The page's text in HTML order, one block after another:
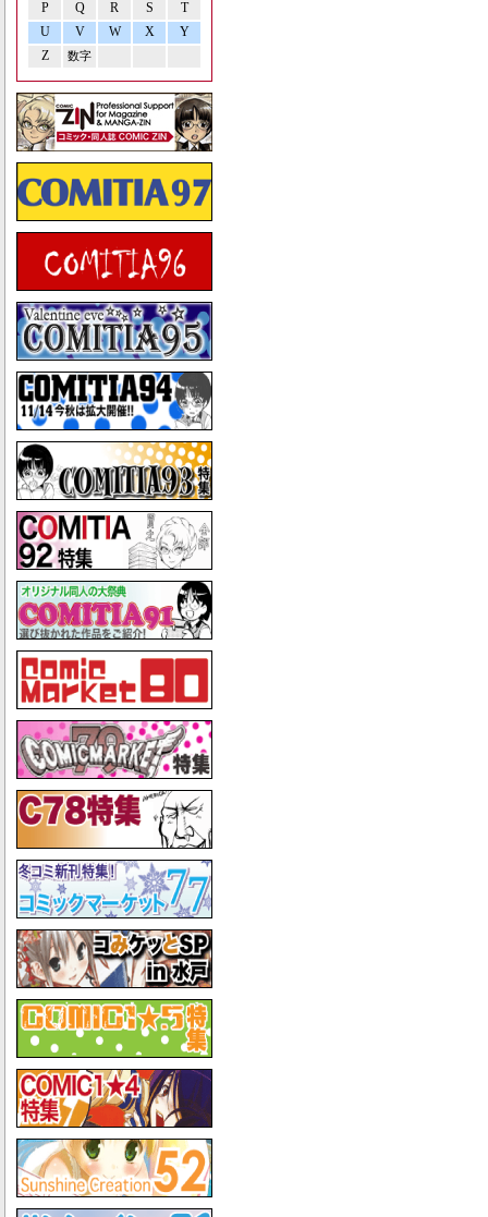
P Q R S
T
U
V W X
Y
Z
数字